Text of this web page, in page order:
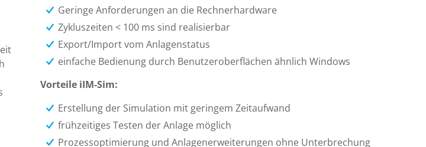
Geringe Anforderungen an die Rechnerhardware
Zykluszeiten < 100 ms sind realisierbar
Export/Import vom Anlagenstatus
einfache Bedienung durch Benutzeroberflächen ähnlich Windows
Vorteile iIM-Sim:
Erstellung der Simulation mit geringem Zeitaufwand
frühzeitiges Testen der Anlage möglich
Prozessoptimierung und Anlagenerweiterungen ohne Unterbrechung